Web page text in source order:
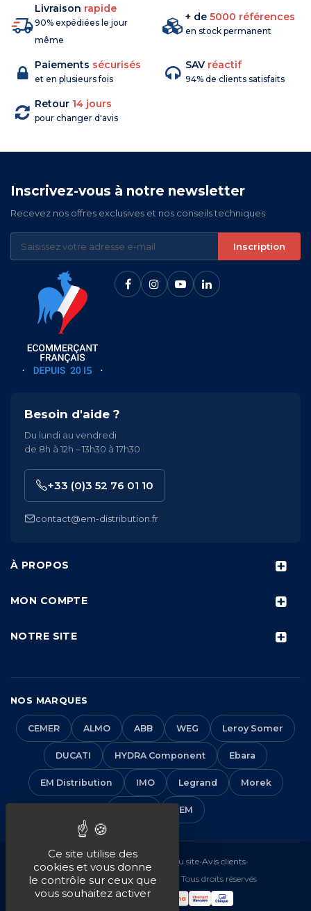
Livraison rapide
90% expédiées le jour
même
+ de 5000 références
en stock permanent
Paiements sécurisés
et en plusieurs fois
SAV réactif
94% de clients satisfaits
Retour 14 jours
pour changer d'avis
Inscrivez-vous à notre newsletter
Recevez nos offres exclusives et nos conseils techniques
Inscription
À PROPOS
MON COMPTE
NOTRE SITE
Besoin d'aide ?
Du lundi au vendredi
de 8h à 12h – 13h30 à 17h30
+33 (0)3 52 76 01 10
contact@em-distribution.fr
NOS MARQUES
CEMER ALMO ABB WEG Leroy Somer
DUCATI HYDRA Component Ebara
EM Distribution IMO Legrand Morek
VEM
Mentions légales•CGV Plan du site•Avis clients•
© 2016-2026 EM Distribution - Tous droits réservés
Ce site utilise des
cookies et vous donne
le contrôle sur ceux que
vous souhaitez activer